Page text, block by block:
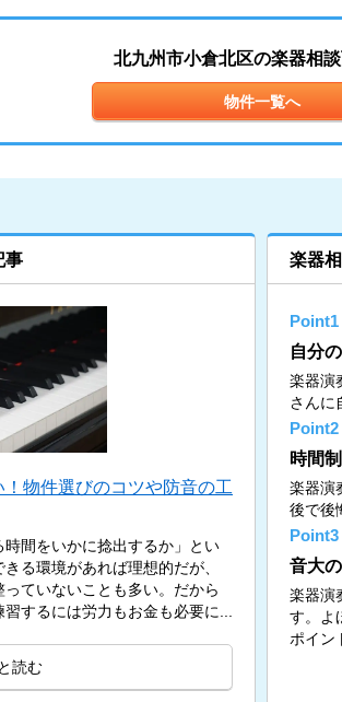
北九州市小倉北区の楽器相
物件一覧へ
事
物件選びのコツや防音の工
間をいかに捻出するか」とい
る環境があれば理想的だが、
ていないことも多い。だから
するには労力もお金も必要に...
読む
楽器
Point1
自分
楽器演
さんに
Point2
時間
楽器演
後で後
Point3
音大
楽器演
す。よ
ポイン